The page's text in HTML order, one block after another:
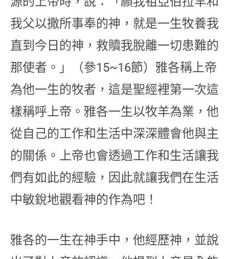
我父以撒所事奉的神，就是一生牧養我
直到今日的神，救贖我脫離一切患難的
那使者。」（參15~16節）雅各稱上帝
為他一生的牧者，這是聖經裡第一次這
樣稱呼上帝。雅各一生以牧羊為業，他
從自己的工作和生活中深深體會他與主
的關係。上帝也會透過工作和生活讓我
們有如此的經驗，因此就讓我們在生活
中敏銳地觀看神的作為吧！
雅各的一生在神手中，他經歷神，並說